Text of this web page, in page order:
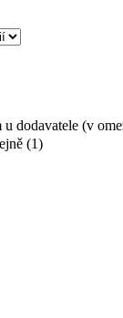
dodavatele (v
(1)